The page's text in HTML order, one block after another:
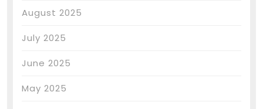
August 2025
July 2025
June 2025
May 2025